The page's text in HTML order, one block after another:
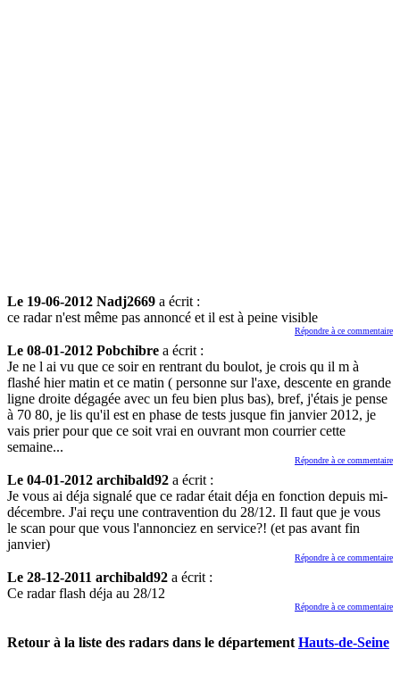
Le 19-06-2012 Nadj2669 a écrit :
ce radar n'est même pas annoncé et il est à peine visible
Répondre à ce commentaire
Le 08-01-2012 Pobchibre a écrit :
Je ne l ai vu que ce soir en rentrant du boulot, je crois qu il m à
flashé hier matin et ce matin ( personne sur l'axe, descente en grande
ligne droite dégagée avec un feu bien plus bas), bref, j'étais je pense
à 70 80, je lis qu'il est en phase de tests jusque fin janvier 2012, je
vais prier pour que ce soit vrai en ouvrant mon courrier cette
semaine...
Répondre à ce commentaire
Le 04-01-2012 archibald92 a écrit :
Je vous ai déja signalé que ce radar était déja en fonction depuis mi-
décembre. J'ai reçu une contravention du 28/12. Il faut que je vous
le scan pour que vous l'annonciez en service?! (et pas avant fin
janvier)
Répondre à ce commentaire
Le 28-12-2011 archibald92 a écrit :
Ce radar flash déja au 28/12
Répondre à ce commentaire
Retour à la liste des radars dans le département Hauts-de-Seine